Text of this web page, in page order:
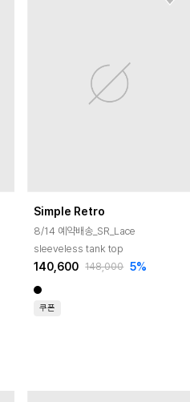
Simple Retro
8/14 예약배송_SR_Lace
sleeveless tank top
140,600 148,000 5%
쿠폰